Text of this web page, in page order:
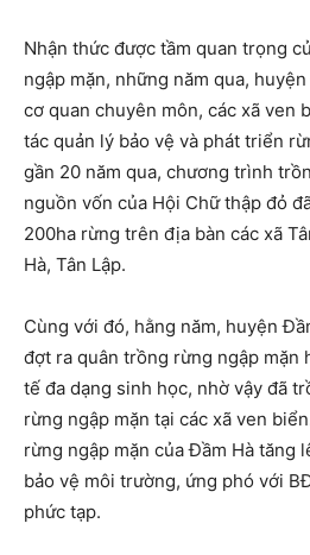
Nhận thức được tầm quan trọng
ngập mặn, những năm qua,
cơ quan chuyên môn, các xã ven
tác quản lý bảo vệ và phát triển
gần 20 năm qua, chương trình
nguồn vốn của Hội Chữ thập đỏ
200ha rừng trên địa bàn các xã
Hà, Tân Lập.
Cùng với đó, hằng năm, huyện
đợt ra quân trồng rừng ngập mặn
tế đa dạng sinh học, nhờ vậy đã
rừng ngập mặn tại các xã ven
rừng ngập mặn của Đầm Hà tăng
bảo vệ môi trường, ứng phó với
phức tạp.